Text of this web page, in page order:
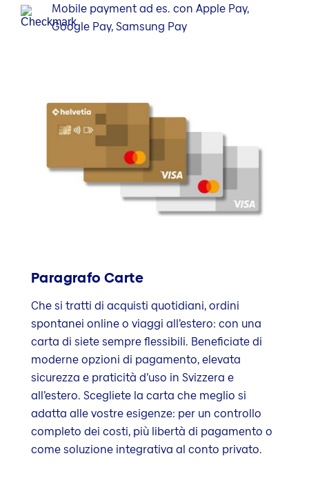
Mobile payment ad es. con Apple Pay,
Google Pay, Samsung Pay
Paragrafo Carte
Che si tratti di acquisti quotidiani, ordini
spontanei online o viaggi all’estero: con una
carta di siete sempre flessibili. Beneficiate di
moderne opzioni di pagamento, elevata
sicurezza e praticità d’uso in Svizzera e
all’estero. Scegliete la carta che meglio si
adatta alle vostre esigenze: per un controllo
completo dei costi, più libertà di pagamento o
come soluzione integrativa al conto privato.